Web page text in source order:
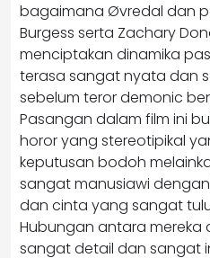
bagaimana Øvredal dan
Burgess serta Zachary
menciptakan dinamika
terasa sangat nyata dan
sebelum teror demonic
Pasangan dalam film ini
horor yang stereotipikal
keputusan bodoh
sangat manusiawi
dan cinta yang sangat
Hubungan antara
sangat detail dan sangat